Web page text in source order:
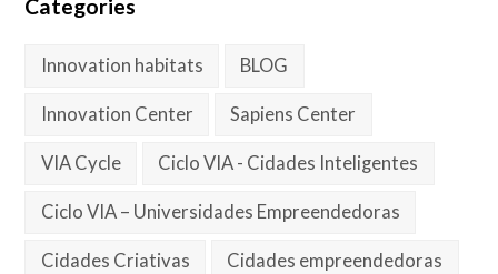
Categories
Innovation habitats BLOG
Innovation Center Sapiens Center
VIA Cycle Ciclo VIA - Cidades Inteligentes
Ciclo VIA – Universidades Empreendedoras
Cidades Criativas Cidades empreendedoras